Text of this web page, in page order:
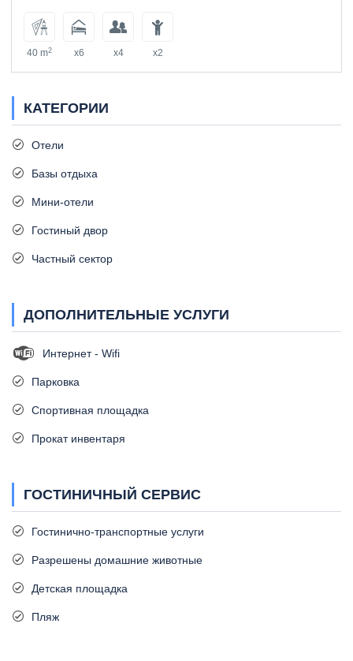
40 m2 x6 x4 x2
КАТЕГОРИИ
Отели
Базы отдыха
Мини-отели
Гостиный двор
Частный сектор
ДОПОЛНИТЕЛЬНЫЕ УСЛУГИ
Интернет - Wifi
Парковка
Спортивная площадка
Прокат инвентаря
ГОСТИНИЧНЫЙ СЕРВИС
Гостинично-транспортные услуги
Разрешены домашние животные
Детская площадка
Пляж